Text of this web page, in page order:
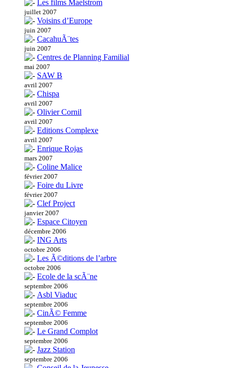
Les films Maelstrom
juillet 2007
Voisins d’Europe
juin 2007
CacahuÃ¨tes
juin 2007
Centres de Planning Familial
mai 2007
SAW B
avril 2007
Chispa
avril 2007
Olivier Cornil
avril 2007
Editions Complexe
avril 2007
Enrique Rojas
mars 2007
Coline Malice
février 2007
Foire du Livre
février 2007
Clef Project
janvier 2007
Espace Citoyen
décembre 2006
ING Arts
octobre 2006
Les Ã©ditions de l’arbre
octobre 2006
Ecole de la scÃ¨ne
septembre 2006
Asbl Viaduc
septembre 2006
CinÃ© Femme
septembre 2006
Le Grand Complot
septembre 2006
Jazz Station
septembre 2006